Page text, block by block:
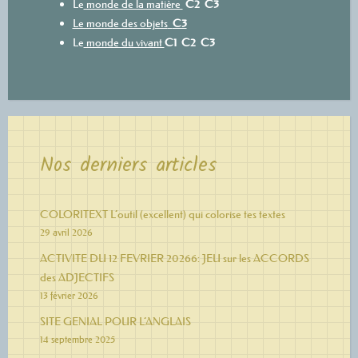
Le monde de la matière C2 C3
Le monde des objets C3
Le monde du vivantC1 C2 C3
Nos derniers articles
COLORITEXT L’outil (excellent) qui colorise tes textes
29 avril 2026
ACTIVITE DU 12 FEVRIER 20266: JEU sur les ACCORDS
des ADJECTIFS
13 février 2026
SITE GENIAL POUR L’ANGLAIS
14 septembre 2025